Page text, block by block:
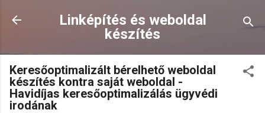
Ugrás a fő tartalomra
Linképítés és weboldal
készítés
Keresőoptimalizált bérelhető weboldal
készítés kontra saját weboldal -
Havidíjas keresőoptimalizálás ügyvédi
irodának